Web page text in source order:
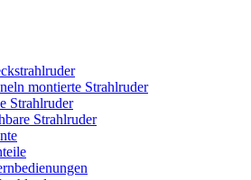
montierte Strahlruder
Strahlruder
Strahlruder